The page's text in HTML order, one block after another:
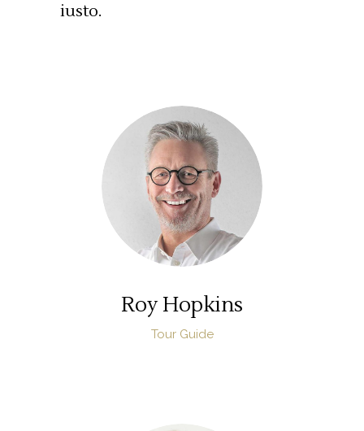
iusto.
Roy Hopkins
Tour Guide